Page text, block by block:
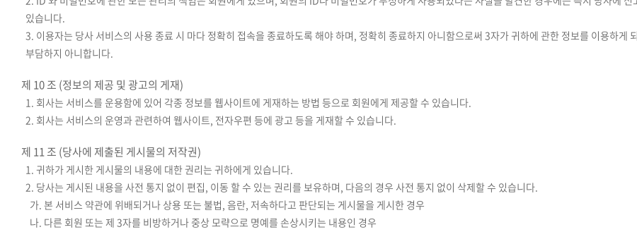
있습니다.
3. 이용자는 당사 서비스의 사용 종료 시 마다 정확히 접속을 종료하도록 해야 하며, 정확히 종료하지 아니함으로써 3자가 귀하에 관한 정보를 이용하게
부담하지 아니합니다.
제 10 조 (정보의 제공 및 광고의 게재)
1. 회사는 서비스를 운용함에 있어 각종 정보를 웹사이트에 게재하는 방법 등으로 회원에게 제공할 수 있습니다.
2. 회사는 서비스의 운영과 관련하여 웹사이트, 전자우편 등에 광고 등을 게재할 수 있습니다.
제 11 조 (당사에 제출된 게시물의 저작권)
1. 귀하가 게시한 게시물의 내용에 대한 권리는 귀하에게 있습니다.
2. 당사는 게시된 내용을 사전 통지 없이 편집, 이동 할 수 있는 권리를 보유하며, 다음의 경우 사전 통지 없이 삭제할 수 있습니다.
가. 본 서비스 약관에 위배되거나 상용 또는 불법, 음란, 저속하다고 판단되는 게시물을 게시한 경우
나. 다른 회원 또는 제 3자를 비방하거나 중상 모략으로 명예를 손상시키는 내용인 경우